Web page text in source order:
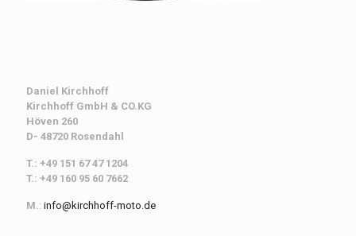
Daniel Kirchhoff
Kirchhoff GmbH & CO.KG
Höven 260
D- 48720 Rosendahl
T.: +49 151 67 47 1204
T.: +49 160 95 60 7662
M.: info@kirchhoff-moto.de